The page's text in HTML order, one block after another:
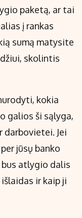
paketą, ar tai
į rankas
sumą matysite
skolintis
kokia
galios ši sąlyga,
darbovietei. Jei
jūsų banko
atlygio dalis
ir kaip ji